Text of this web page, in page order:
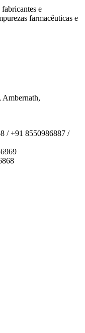
e
farmacêuticas e
Ambernath,
/ +91 8550986887 /